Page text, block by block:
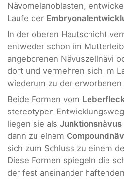
Nävomelanoblasten,
Laufe der
In der oberen Hautschicht
entweder schon im
angeborenen Nävuszellnävi
dort und vermehren sich im
wiederum zu der erworbenen
Beide Formen vom Leberfleck
stereotypen
liegen sie als Junktionsnävus
dann zu einem
sich zum Schluss zu einem
Diese Formen spiegeln die
der fest aneinander